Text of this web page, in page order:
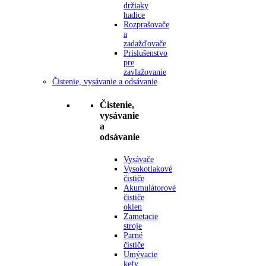
držiaky
hadice
Rozprašovače
a
zadažďovače
Príslušenstvo
pre
zavlažovanie
Čistenie, vysávanie a odsávanie
Čistenie,
vysávanie
a
odsávanie
Vysávače
Vysokotlakové
čističe
Akumulátorové
čističe
okien
Zametacie
stroje
Parné
čističe
Umývacie
kefy